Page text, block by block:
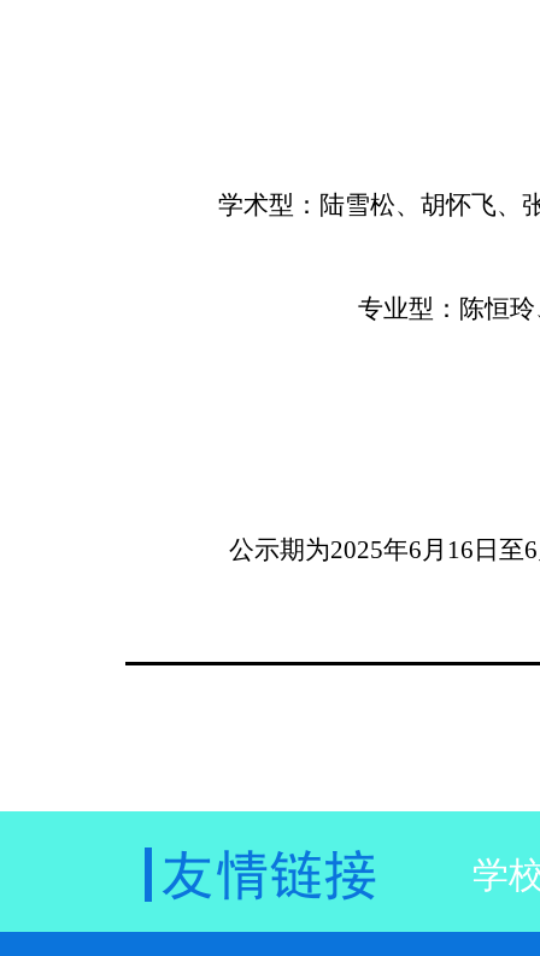
学术型：陆雪松、胡怀飞、
专业型：陈恒
公示期为2025年6月 16 日至6
学